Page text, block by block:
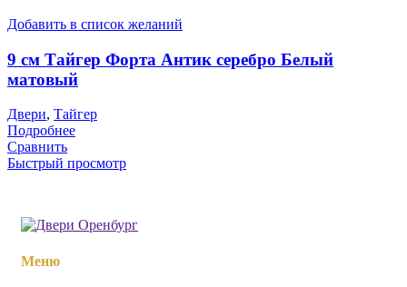
Добавить в список желаний
9 см Тайгер Форта Антик серебро Белый
матовый
Двери, Тайгер
Подробнее
Сравнить
Быстрый просмотр
Меню